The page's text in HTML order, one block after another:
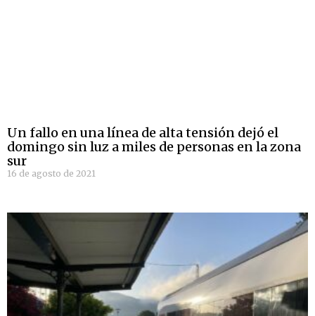
Un fallo en una línea de alta tensión dejó el
domingo sin luz a miles de personas en la zona
sur
16 de agosto de 2021